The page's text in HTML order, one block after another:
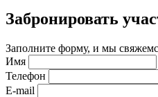
Забронировать
Заполните форму, и мы
Имя
Телефон
E-mail